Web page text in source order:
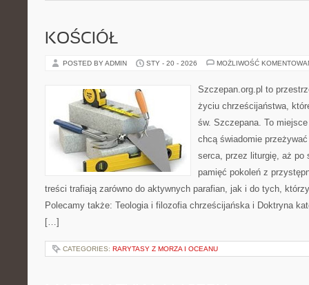
KOŚCIÓŁ
POSTED BY ADMIN STY - 20 - 2026 MOŻLIWOŚĆ
Szczepan.org.pl to
życiu chrześcijaństwa,
św. Szczepana. To
chcą świadomie
serca, przez liturgię, aż po
pamięć pokoleń z
treści trafiają zarówno do aktywnych parafian, jak i do tych,
Polecamy także: Teologia i filozofia chrześcijańska i Doktryna
[…]
CATEGORIES: RARYTASY Z MORZA I OCEANU